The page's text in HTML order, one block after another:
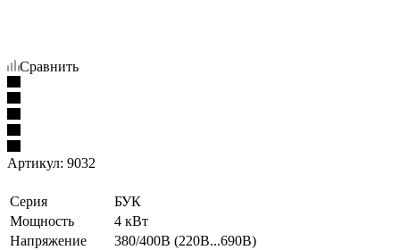
Сравнить
Артикул: 9032
Серия
БУК
Мощность
4 кВт
Напряжение
380/400В (220В...690В)